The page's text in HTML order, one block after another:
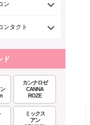
ン
ンタクト
ド
カンナロゼ
CANNA
ROZE
ミックス
アン